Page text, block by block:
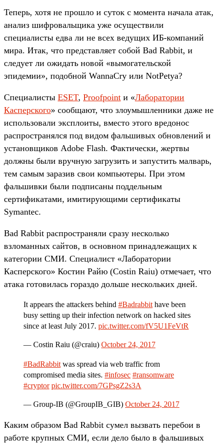
Теперь, хотя не прошло и суток с момента начала атак,
анализ шифровальщика уже осуществили
специалисты едва ли не всех ведущих ИБ-компаний
мира. Итак, что представляет собой Bad Rabbit, и
следует ли ожидать новой «вымогательской
эпидемии», подобной WannaCry или NotPetya?
Специалисты ESET, Proofpoint и «Лаборатории
Касперского» сообщают, что злоумышленники даже не
использовали эксплоиты, вместо этого вредонос
распространялся под видом фальшивых обновлений и
установщиков Adobe Flash. Фактически, жертвы
должны были вручную загрузить и запустить малварь,
тем самым заразив свои компьютеры. При этом
фальшивки были подписаны поддельным
сертификатами, имитирующими сертификаты
Symantec.
Bad Rabbit распространяли сразу несколько
взломанных сайтов, в основном принадлежащих к
категории СМИ. Специалист «Лаборатории
Касперского» Костин Райю (Costin Raiu) отмечает, что
атака готовилась гораздо дольше нескольких дней.
It appears the attackers behind #Badrabbit have been
busy setting up their infection network on hacked sites
since at least July 2017. pic.twitter.com/fV5U1FeVtR
— Costin Raiu (@craiu) October 24, 2017
#BadRabbit was spread via web traffic from
compromised media sites. #infosec #ransomware
#cryptor pic.twitter.com/7GPsgZ2s3A
— Group-IB (@GroupIB_GIB) October 24, 2017
Каким образом Bad Rabbit сумел вызвать перебои в
работе крупных СМИ, если дело было в фальшивых